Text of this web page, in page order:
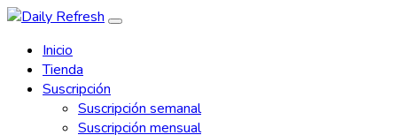
Inicio
Tienda
Suscripción
Suscripción semanal
Suscripción mensual